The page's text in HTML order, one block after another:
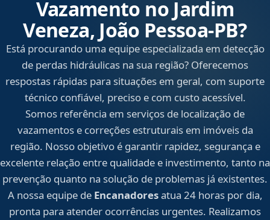
Vazamento no Jardim
Veneza, João Pessoa‑PB?
Está procurando uma equipe especializada em detecção
de perdas hidráulicas na sua região? Oferecemos
respostas rápidas para situações em geral, com suporte
técnico confiável, preciso e com custo acessível.
Somos referência em serviços de localização de
vazamentos e correções estruturais em imóveis da
região. Nosso objetivo é garantir rapidez, segurança e
excelente relação entre qualidade e investimento, tanto na
prevenção quanto na solução de problemas já existentes.
A nossa equipe de Encanadoresatua 24 horas por dia,
pronta para atender ocorrências urgentes. Realizamos